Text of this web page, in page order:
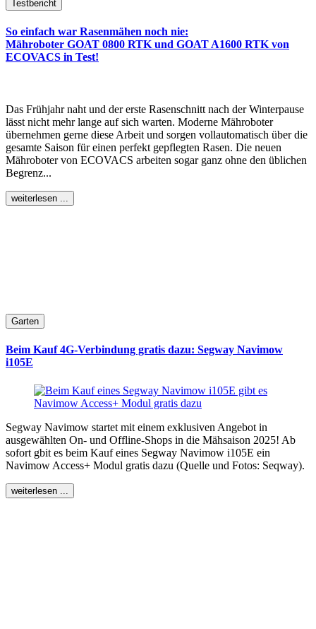
Testbericht
So einfach war Rasenmähen noch nie:
Mähroboter GOAT 0800 RTK und GOAT A1600 RTK von
ECOVACS in Test!
Das Frühjahr naht und der erste Rasenschnitt nach der Winterpause
lässt nicht mehr lange auf sich warten. Moderne Mähroboter
übernehmen gerne diese Arbeit und sorgen vollautomatisch über die
gesamte Saison für einen perfekt gepflegten Rasen. Die neuen
Mähroboter von ECOVACS arbeiten sogar ganz ohne den üblichen
Begrenz...
weiterlesen ...
Garten
Beim Kauf 4G-Verbindung gratis dazu: Segway Navimow
i105E
Segway Navimow startet mit einem exklusiven Angebot in
ausgewählten On- und Offline-Shops in die Mähsaison 2025! Ab
sofort gbit es beim Kauf eines Segway Navimow i105E ein
Navimow Access+ Modul gratis dazu (Quelle und Fotos: Seqway).
weiterlesen ...